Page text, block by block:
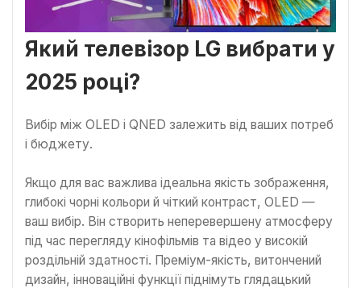
Який телевізор LG вибрати у
2025 році?
Вибір між OLED і QNED залежить від ваших потреб
і бюджету.
Якщо для вас важлива ідеальна якість зображення,
глибокі чорні кольори й чіткий контраст, OLED —
ваш вибір. Він створить неперевершену атмосферу
під час перегляду кінофільмів та відео у високій
роздільній здатності. Преміум-якість, витончений
дизайн, інноваційні функції піднімуть глядацький